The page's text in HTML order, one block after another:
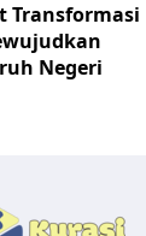
Transformasi
Negeri